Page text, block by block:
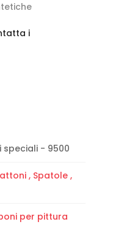
i
- 9500
, Spatole ,
per pittura